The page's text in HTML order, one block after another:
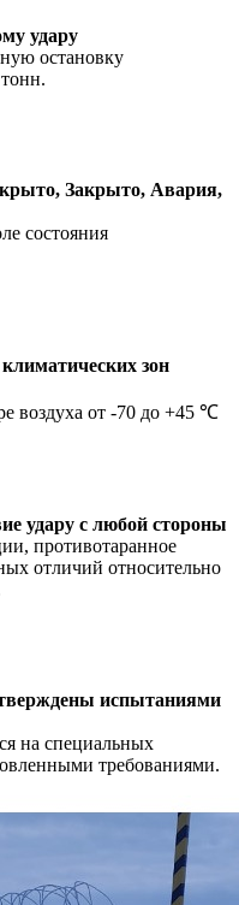
удару
остановку
Закрыто, Авария,
состояния
зон
воздуха от -70 до +45 ℃
удару с любой стороны
противотаранное
отличий относительно
испытаниями
на специальных
требованиями.